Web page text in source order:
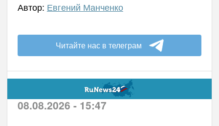
Автор: Евгений Манченко
Читайте нас в телеграм
08.08.2026 - 15:47